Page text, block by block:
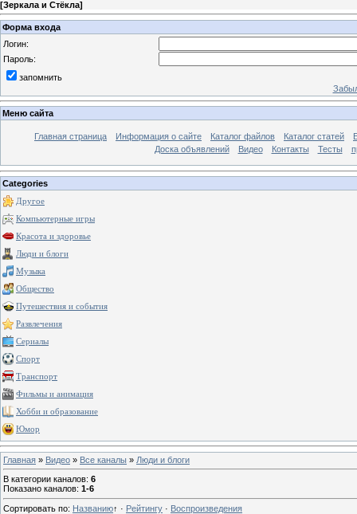
[Зеркала и Стёкла]
Форма входа
Логин:
Пароль:
запомнить
Меню сайта
Главная страница Информация о сайте Каталог файлов Каталог статей
Доска объявлений
Видео Контакты Тесты
Categories
Другое
Компьютерные игры
Красота и здоровье
Люди и блоги
Музыка
Общество
Путешествия и события
Развлечения
Сериалы
Спорт
Транспорт
Фильмы и анимация
Хобби и образование
Юмор
Главная » Видео » Все каналы » Люди и блоги
В категории каналов: 6
Показано каналов: 1-6
Сортировать по: Названию↑ · Рейтингу · Воспроизведения